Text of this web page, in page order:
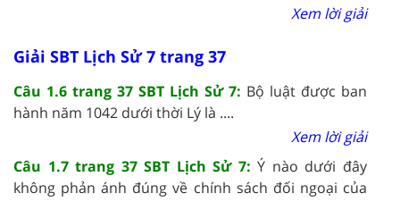
Xem lời giải
Giải SBT Lịch Sử 7 trang 37
Câu 1.6 trang 37 SBT Lịch Sử 7: Bộ luật được ban
hành năm 1042 dưới thời Lý là ....
Xem lời giải
Câu 1.7 trang 37 SBT Lịch Sử 7:Ý nào dưới đây
không phản ánh đúng về chính sách đối ngoại của